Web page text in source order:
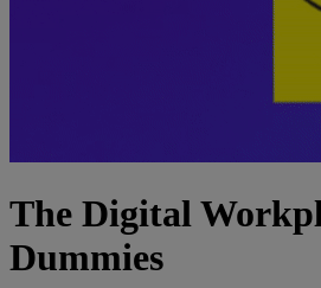
The Digital
Dummies